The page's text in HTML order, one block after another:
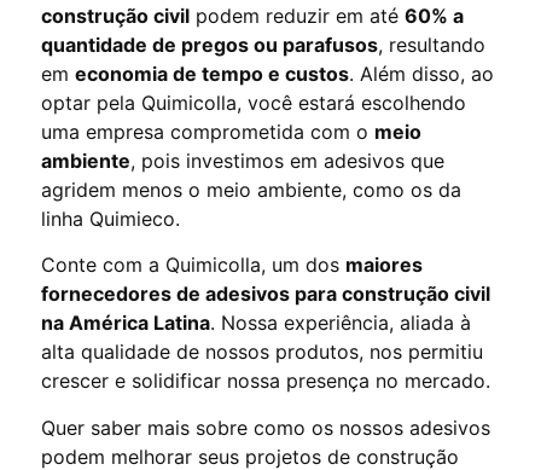
construção civil podem reduzir em até 60% a
quantidade de pregos ou parafusos, resultando
em economia de tempo e custos. Além disso, ao
optar pela Quimicolla, você estará escolhendo
uma empresa comprometida com o meio
ambiente, pois investimos em adesivos que
agridem menos o meio ambiente, como os da
linha Quimieco.
Conte com a Quimicolla, um dos maiores
fornecedores de adesivos para construção civil
na América Latina. Nossa experiência, aliada à
alta qualidade de nossos produtos, nos permitiu
crescer e solidificar nossa presença no mercado.
Quer saber mais sobre como os nossos adesivos
podem melhorar seus projetos de construção